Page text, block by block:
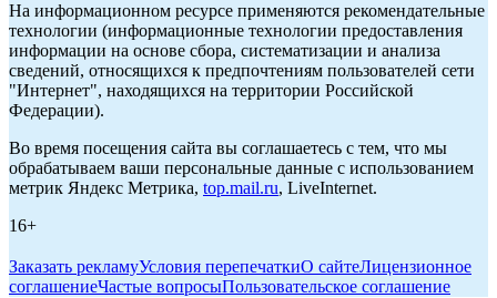
На информационном ресурсе применяются рекомендательные
технологии (информационные технологии предоставления
информации на основе сбора, систематизации и анализа
сведений, относящихся к предпочтениям пользователей сети
"Интернет", находящихся на территории Российской
Федерации).
Во время посещения сайта вы соглашаетесь с тем, что мы
обрабатываем ваши персональные данные с использованием
метрик Яндекс Метрика, top.mail.ru, LiveInternet.
16+
Заказать рекламуУсловия перепечаткиО сайтеЛицензионное
соглашениеЧастые вопросыПользовательское соглашение